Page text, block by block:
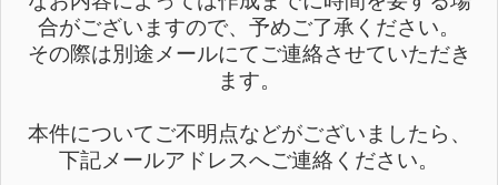
合がございますので、予めご了承ください。
その際は別途メールにてご連絡させていただき
ます。
本件についてご不明点などがございましたら、
下記メールアドレスへご連絡ください。